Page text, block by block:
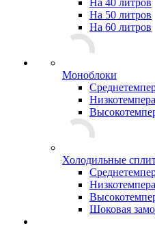
На 40 литров
На 50 литров
На 60 литров
Моноблоки
Холодильные
Шоковая